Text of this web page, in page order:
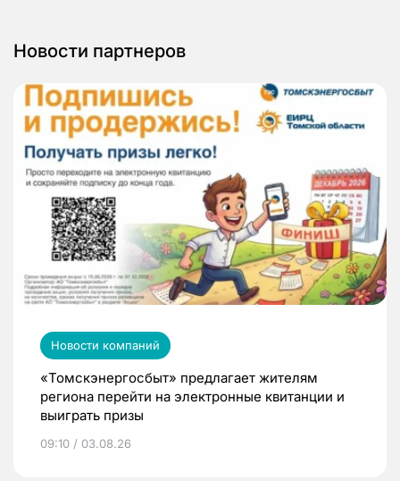
Новости партнеров
Новости компаний
«Томскэнергосбыт» предлагает жителям
региона перейти на электронные квитанции и
выиграть призы
09:10 / 03.08.26